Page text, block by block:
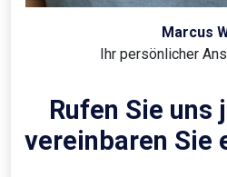
Marcus
Ihr persönlicher
Rufen Sie uns
vereinbaren Sie